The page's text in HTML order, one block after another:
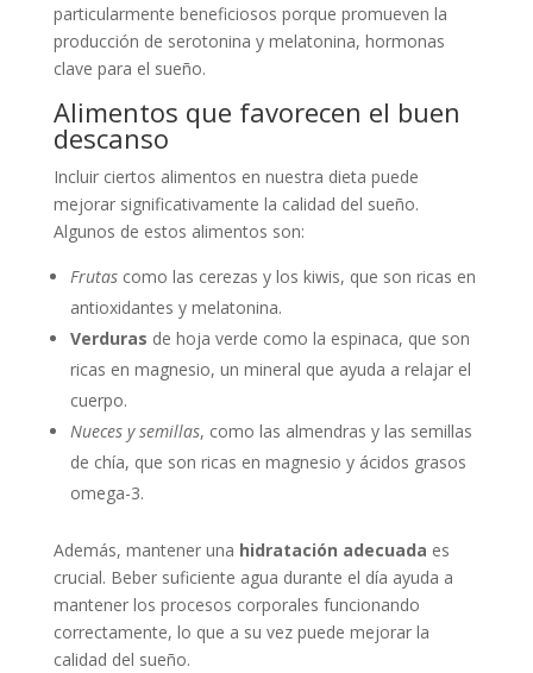
particularmente beneficiosos porque promueven la
producción de serotonina y melatonina, hormonas
clave para el sueño.
Alimentos que favorecen el buen
descanso
Incluir ciertos alimentos en nuestra dieta puede
mejorar significativamente la calidad del sueño.
Algunos de estos alimentos son:
Frutascomo las cerezas y los kiwis, que son ricas en
antioxidantes y melatonina.
Verduras de hoja verde como la espinaca, que son
ricas en magnesio, un mineral que ayuda a relajar el
cuerpo.
Nueces y semillas, como las almendras y las semillas
de chía, que son ricas en magnesio y ácidos grasos
omega-3.
Además, mantener una hidratación adecuada es
crucial. Beber suficiente agua durante el día ayuda a
mantener los procesos corporales funcionando
correctamente, lo que a su vez puede mejorar la
calidad del sueño.